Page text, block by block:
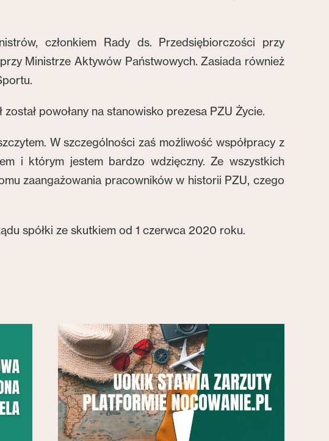
członkiem Rady ds. Przedsiębiorczości przy
Ministrze Aktywów Państwowych. Zasiada również
powołany na stanowisko prezesa PZU Życie.
W szczególności zaś możliwość współpracy z
i którym jestem bardzo wdzięczny. Ze wszystkich
zaangażowania pracowników w historii PZU, czego
spółki ze skutkiem od 1 czerwca 2020 roku.